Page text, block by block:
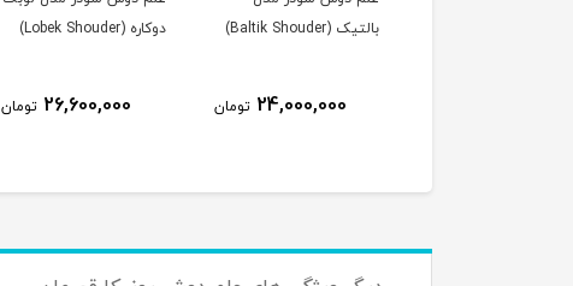
دوکاره (Lobek Shouder)
26,600,000 تومان
(Barania Shouder)
25,800,000 تومان